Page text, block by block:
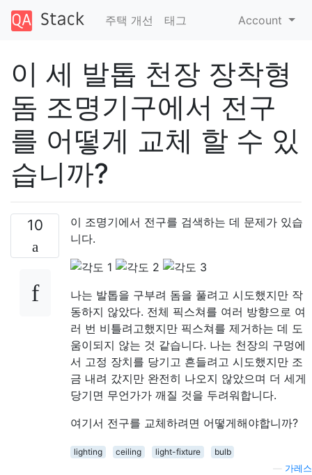
주택 개선 태그 Account
이 세 발톱 천장 장착형
돔 조명기구에서 전구
를 어떻게 교체 할 수 있
습니까?
10
이 조명기에서 전구를 검색하는 데 문제가 있습
니다.
나는 발톱을 구부려 돔을 풀려고 시도했지만 작
동하지 않았다. 전체 픽스쳐를 여러 방향으로 여
러 번 비틀려고했지만 픽스쳐를 제거하는 데 도
움이되지 않는 것 같습니다. 나는 천장의 구멍에
서 고정 장치를 당기고 흔들려고 시도했지만 조
금 내려 갔지만 완전히 나오지 않았으며 더 세게
당기면 무언가가 깨질 것을 두려워합니다.
여기서 전구를 교체하려면 어떻게해야합니까?
lighting ceiling light-fixture
bulb
가레스